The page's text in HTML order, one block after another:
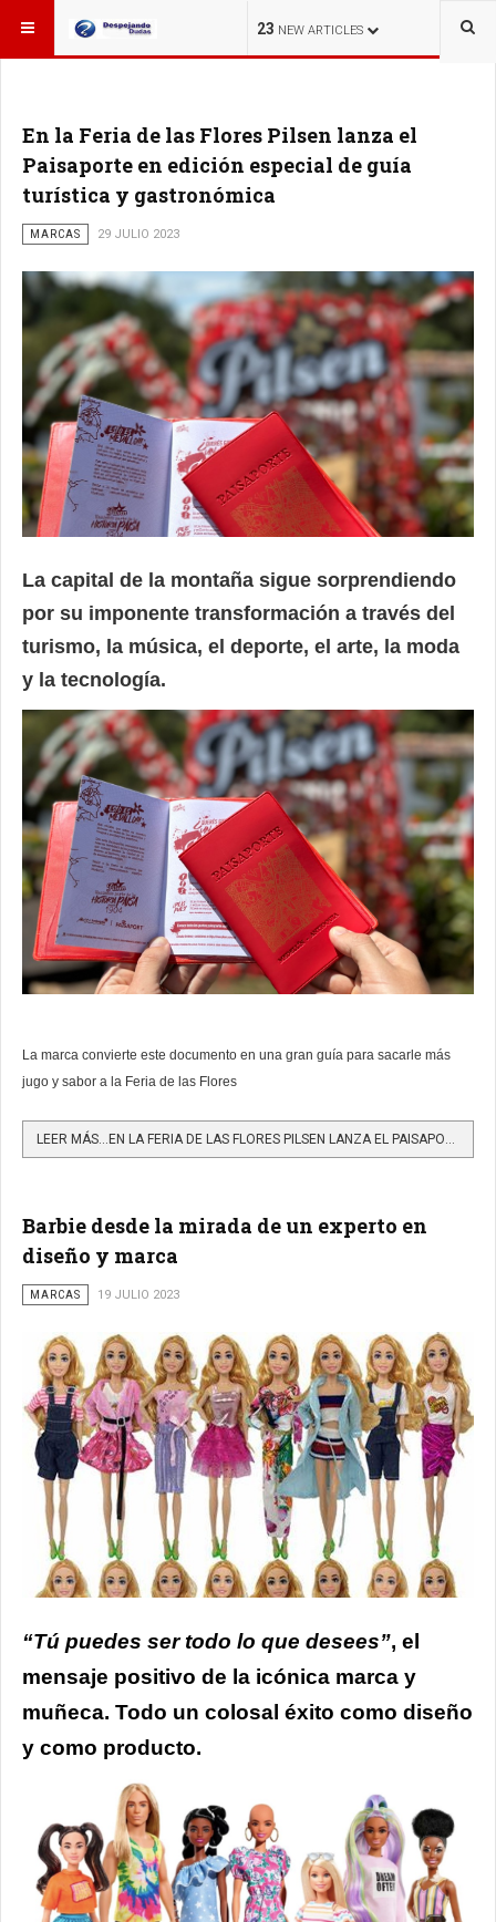
23 NEW ARTICLES
ESTÁ AQUÍ:
En la Feria de las Flores Pilsen lanza el
Paisaporte en edición especial de guía
turística y gastronómica
MARCAS 29 JULIO 2023
La capital de la montaña sigue sorprendiendo
por su imponente transformación a través del
turismo, la música, el deporte, el arte, la moda
y la tecnología.
La marca convierte este documento en una gran guía para sacarle más
jugo y sabor a la Feria de las Flores
LEER MÁS…EN LA FERIA DE LAS FLORES PILSEN LANZA EL PAISAPORTE EN EDICIÓN ESPECIAL DE GUÍA TURÍSTICA Y...
Barbie desde la mirada de un experto en
diseño y marca
MARCAS 19 JULIO 2023
“Tú puedes ser todo lo que desees”, el
mensaje positivo de la icónica marca y
muñeca. Todo un colosal éxito como diseño
y como producto.